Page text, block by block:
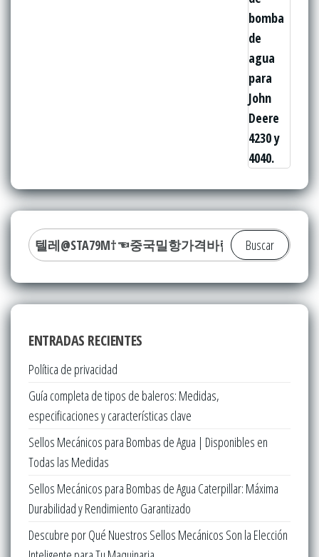
Buscar:
ENTRADAS RECIENTES
Política de privacidad
Guía completa de tipos de baleros: Medidas,
especificaciones y características clave
Sellos Mecánicos para Bombas de Agua | Disponibles en
Todas las Medidas
Sellos Mecánicos para Bombas de Agua Caterpillar: Máxima
Durabilidad y Rendimiento Garantizado
Descubre por Qué Nuestros Sellos Mecánicos Son la Elección